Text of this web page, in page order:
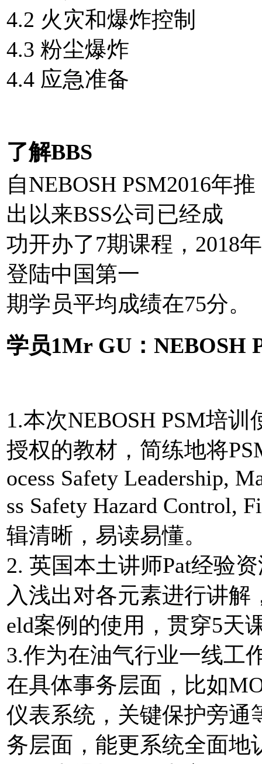
4.2 火灾和爆炸控制
4.3 粉尘爆炸
4.4 应急准备
了解BBS
自NEBOSH PSM2016年推
出以来BSS公司已经成
功开办了7期课程，2018年
登陆中国第一
期学员平均成绩在75分。
学员1Mr GU：NEBOSH
1.本次NEBOSH PSM培
授权的教材，简练地将
ocess Safety Leadership,
ss Safety Hazard Control,
辑清晰，易读易懂。
2. 英国本土讲师Pat经验
入浅出对各元素进行讲解
eld案例的使用，贯穿5天
3.作为在油气行业一线工
在具体事务层面，比如
仪表系统，关键保护旁通
务层面，能更系统全面地